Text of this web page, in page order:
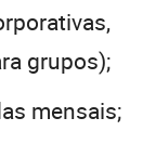
grupos);
mensais;